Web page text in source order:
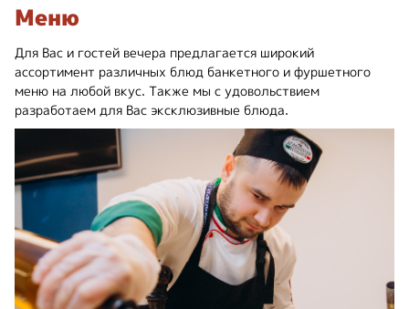
Меню
Для Вас и гостей вечера предлагается широкий
ассортимент различных блюд банкетного и фуршетного
меню на любой вкус. Также мы с удовольствием
разработаем для Вас эксклюзивные блюда.